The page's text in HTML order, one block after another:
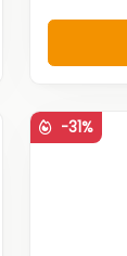
-31%